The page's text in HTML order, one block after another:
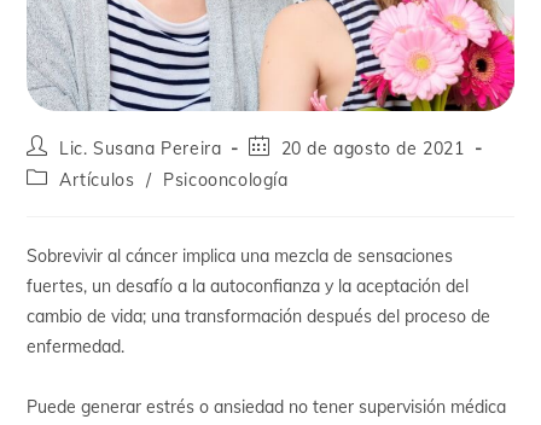
Lic. Susana Pereira
20 de agosto de 2021
Artículos / Psicooncología
Sobrevivir al cáncer implica una mezcla de sensaciones
fuertes, un desafío a la autoconfianza y la aceptación del
cambio de vida; una transformación después del proceso de
enfermedad.
Puede generar estrés o ansiedad no tener supervisión médica